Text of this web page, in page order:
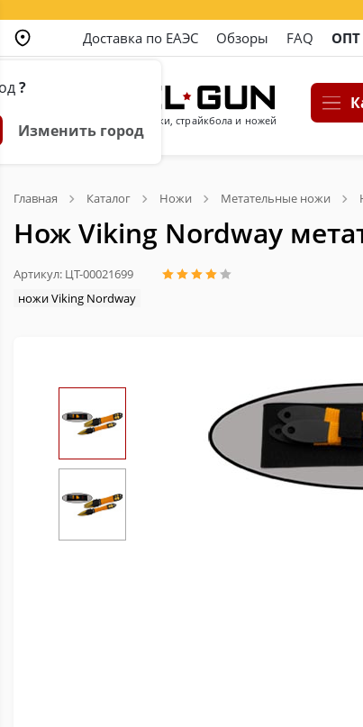
?
Изменить город
Доставка по ЕАЭС Обзоры FAQ ОПТ
Магазин пневматики, страйкбола и ножей
Главная Каталог Ножи Метательные ножи
Нож Viking Nordway
Артикул: ЦТ-00021699
ножи Viking Nordway